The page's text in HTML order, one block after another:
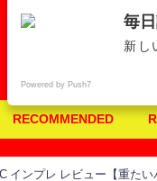
RECOMMENDED
インプレ レビュー【重たい
毎
新し
Powered by Push7